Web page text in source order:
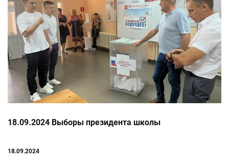
18.09.2024 Выборы президента школы
18.09.2024